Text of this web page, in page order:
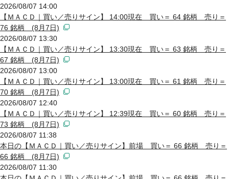
2026/08/07 14:00
【ＭＡＣＤ｜買い／売りサイン】 14:00現在 買い＝ 64 銘柄 売り＝
76 銘柄 (8月7日)
2026/08/07 13:30
【ＭＡＣＤ｜買い／売りサイン】 13:30現在 買い＝ 63 銘柄 売り＝
67 銘柄 (8月7日)
2026/08/07 13:00
【ＭＡＣＤ｜買い／売りサイン】 13:00現在 買い＝ 61 銘柄 売り＝
70 銘柄 (8月7日)
2026/08/07 12:40
【ＭＡＣＤ｜買い／売りサイン】 12:39現在 買い＝ 60 銘柄 売り＝
73 銘柄 (8月7日)
2026/08/07 11:38
本日の【ＭＡＣＤ｜買い／売りサイン】前場 買い＝ 66 銘柄 売り＝
66 銘柄 (8月7日)
2026/08/07 11:30